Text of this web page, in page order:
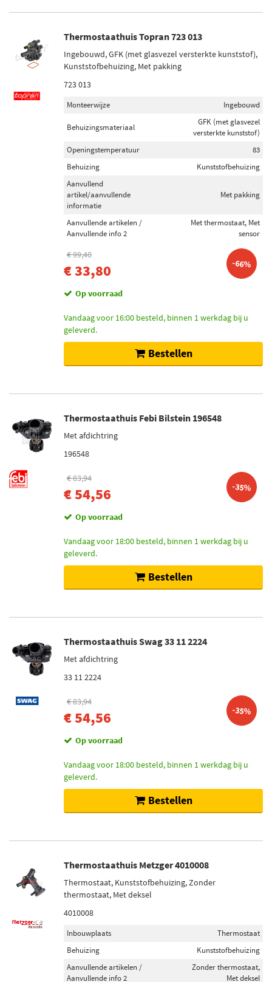
Thermostaathuis Topran 723 013
Ingebouwd, GFK (met glasvezel versterkte kunststof),
Kunststofbehuizing, Met pakking
723 013
Monteerwijze Ingebouwd
Behuizingsmateriaal
GFK (met glasvezel
versterkte kunststof)
Openingstemperatuur
83
Behuizing
Kunststofbehuizing
Aanvullend
artikel/aanvullende
informatie
Met pakking
Aanvullende artikelen /
Aanvullende info 2
Met thermostaat, Met
sensor
€ 99,40
€ 33,80 -66%
Op voorraad
Vandaag voor 16:00 besteld, binnen 1 werkdag bij u
geleverd.
Bestellen
Thermostaathuis Febi Bilstein 196548
Met afdichtring
196548
€ 83,94
€ 54,56 -35%
Op voorraad
Vandaag voor 18:00 besteld, binnen 1 werkdag bij u
geleverd.
Bestellen
Thermostaathuis Swag 33 11 2224
Met afdichtring
33 11 2224
€ 83,94
€ 54,56 -35%
Op voorraad
Vandaag voor 18:00 besteld, binnen 1 werkdag bij u
geleverd.
Bestellen
Thermostaathuis Metzger 4010008
Thermostaat, Kunststofbehuizing, Zonder
thermostaat, Met deksel
4010008
Inbouwplaats
Thermostaat
Behuizing
Kunststofbehuizing
Aanvullende artikelen /
Aanvullende info 2
Zonder thermostaat,
Met deksel